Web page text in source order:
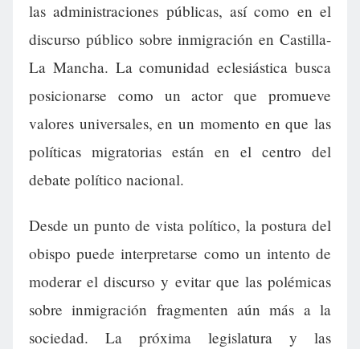
las administraciones públicas, así como en el
discurso público sobre inmigración en Castilla-
La Mancha. La comunidad eclesiástica busca
posicionarse como un actor que promueve
valores universales, en un momento en que las
políticas migratorias están en el centro del
debate político nacional.
Desde un punto de vista político, la postura del
obispo puede interpretarse como un intento de
moderar el discurso y evitar que las polémicas
sobre inmigración fragmenten aún más a la
sociedad. La próxima legislatura y las